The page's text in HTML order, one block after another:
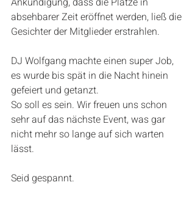
absehbarer Zeit eröffnet werden, ließ die
Gesichter der Mitglieder erstrahlen.
DJ Wolfgang machte einen super Job,
es wurde bis spät in die Nacht hinein
gefeiert und getanzt.
So soll es sein. Wir freuen uns schon
sehr auf das nächste Event, was gar
nicht mehr so lange auf sich warten
lässt.
Seid gespannt.